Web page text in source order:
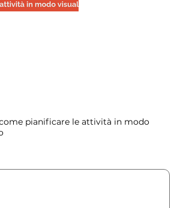
pianificare le attività in modo